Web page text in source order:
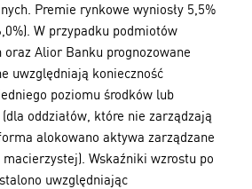
Premie rynkowe wyniosły 5,5%
W przypadku podmiotów
oraz Alior Banku prognozowane
uwzględniają konieczność
poziomu środków lub
oddziałów, które nie zarządzają
alokowano aktywa zarządzane
Wskaźniki wzrostu po
uwzględniając